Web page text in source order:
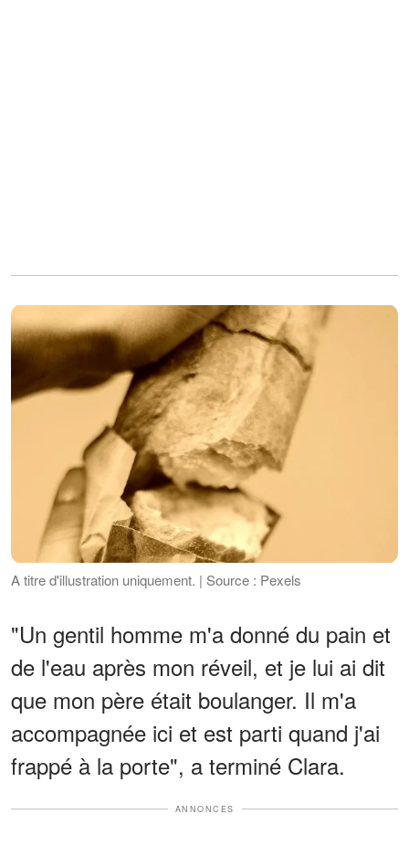
A titre d'illustration uniquement. | Source : Pexels
"Un gentil homme m'a donné du pain et
de l'eau après mon réveil, et je lui ai dit
que mon père était boulanger. Il m'a
accompagnée ici et est parti quand j'ai
frappé à la porte", a terminé Clara.
ANNONCES